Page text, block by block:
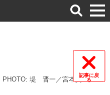
検
索
記事に戻
る
PHOTO: 堤 晋一／宮本賢二